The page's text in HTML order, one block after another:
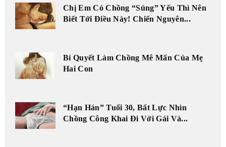
Chị Em Có Chồng “Súng” Yếu Thì Nên
Biết Tới Điều Này! Chiến Nguyên...
Bí Quyết Làm Chồng Mê Mẩn Của Mẹ
Hai Con
“Hạn Hán” Tuổi 30, Bất Lực Nhìn
Chồng Công Khai Đi Với Gái Và...